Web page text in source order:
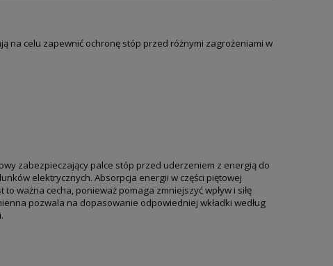
na celu zapewnić ochronę stóp przed różnymi zagrożeniami w
zabezpieczający palce stóp przed uderzeniem z energią do
elektrycznych. Absorpcja energii w części piętowej
ważna cecha, ponieważ pomaga zmniejszyć wpływ i siłę
pozwala na dopasowanie odpowiedniej wkładki według